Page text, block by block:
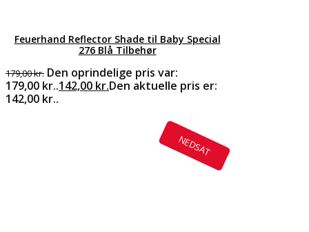
Feuerhand Reflector Shade til Baby Special
276 Blå Tilbehør
179,00kr. Den oprindelige pris var:
179,00 kr..142,00 kr.Den aktuelle pris er:
142,00 kr..
NEDSAT